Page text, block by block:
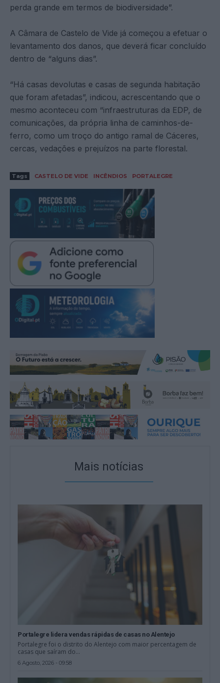
perda grande em termos de biodiversidade”.
A Câmara de Castelo de Vide já começou a efetuar o
levantamento dos danos, que deverá ficar concluído
dentro de “alguns dias”.
“Há casas devolutas e casas de segunda habitação
que foram afetadas”, indicou, acrescentando que o
mesmo aconteceu com “infraestruturas da EDP, de
comunicações, da própria linha de caminhos-de-
ferro, como um troço do antigo ramal de Cáceres,
cercas, vedações e prejuízos na parte florestal.
Tags CASTELO DE VIDE INCÊNDIOS PORTALEGRE
Mais notícias
Portalegre lidera vendas rápidas de casas no Alentejo
Portalegre foi o distrito do Alentejo com maior percentagem de
casas que saíram do...
6 Agosto, 2026 - 09:58